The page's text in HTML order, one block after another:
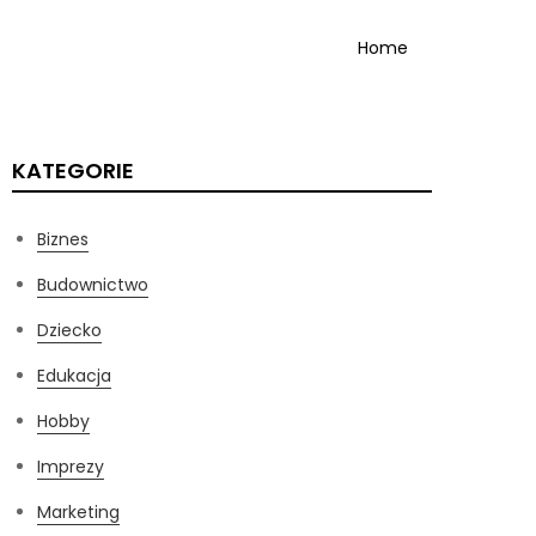
Home
KATEGORIE
Biznes
Budownictwo
Dziecko
Edukacja
Hobby
Imprezy
Marketing